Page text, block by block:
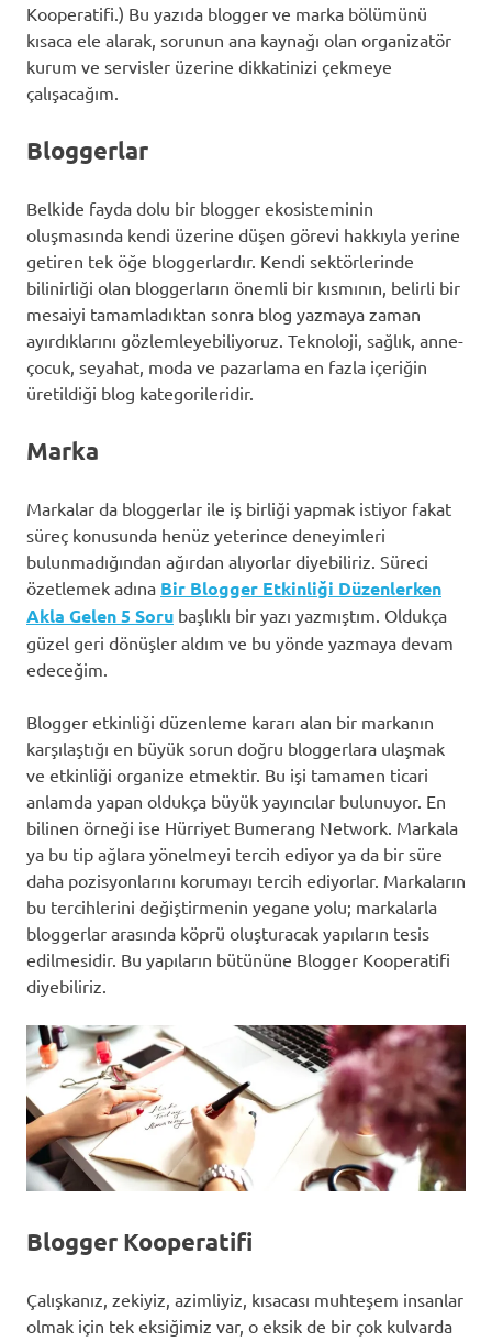
Kooperatifi.) Bu yazıda blogger ve marka bölümünü
kısaca ele alarak, sorunun ana kaynağı olan organizatör
kurum ve servisler üzerine dikkatinizi çekmeye
çalışacağım.
Bloggerlar
Belkide fayda dolu bir blogger ekosisteminin
oluşmasında kendi üzerine düşen görevi hakkıyla yerine
getiren tek öğe bloggerlardır. Kendi sektörlerinde
bilinirliği olan bloggerların önemli bir kısmının, belirli bir
mesaiyi tamamladıktan sonra blog yazmaya zaman
ayırdıklarını gözlemleyebiliyoruz. Teknoloji, sağlık, anne-
çocuk, seyahat, moda ve pazarlama en fazla içeriğin
üretildiği blog kategorileridir.
Marka
Markalar da bloggerlar ile iş birliği yapmak istiyor fakat
süreç konusunda henüz yeterince deneyimleri
bulunmadığından ağırdan alıyorlar diyebiliriz. Süreci
özetlemek adına Bir Blogger Etkinliği Düzenlerken
Akla Gelen 5 Soru başlıklı bir yazı yazmıştım. Oldukça
güzel geri dönüşler aldım ve bu yönde yazmaya devam
edeceğim.
Blogger etkinliği düzenleme kararı alan bir markanın
karşılaştığı en büyük sorun doğru bloggerlara ulaşmak
ve etkinliği organize etmektir. Bu işi tamamen ticari
anlamda yapan oldukça büyük yayıncılar bulunuyor. En
bilinen örneği ise Hürriyet Bumerang Network. Markala
ya bu tip ağlara yönelmeyi tercih ediyor ya da bir süre
daha pozisyonlarını korumayı tercih ediyorlar. Markaların
bu tercihlerini değiştirmenin yegane yolu; markalarla
bloggerlar arasında köprü oluşturacak yapıların tesis
edilmesidir. Bu yapıların bütününe Blogger Kooperatifi
diyebiliriz.
Blogger Kooperatifi
Çalışkanız, zekiyiz, azimliyiz, kısacası muhteşem insanlar
olmak için tek eksiğimiz var, o eksik de bir çok kulvarda